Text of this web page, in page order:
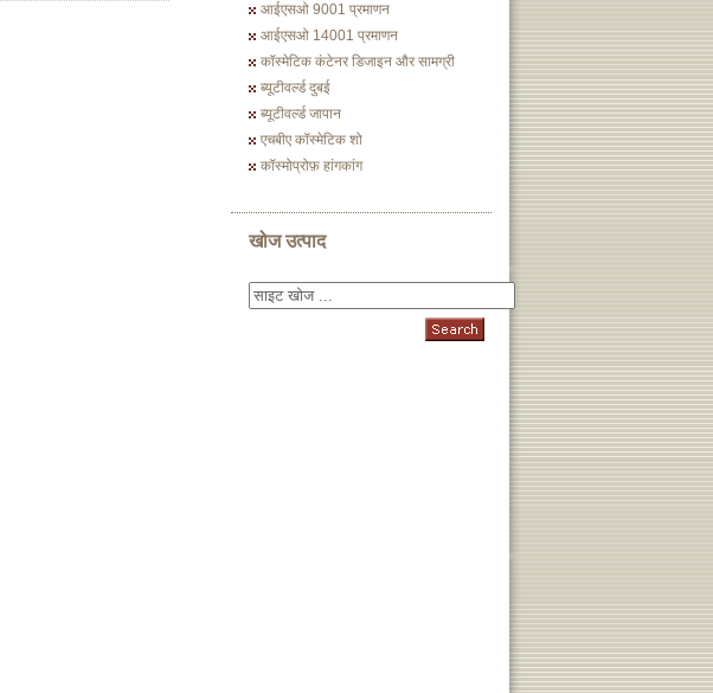
आईएसओ 9001 प्रमाणन
आईएसओ 14001 प्रमाणन
कॉस्मेटिक कंटेनर डिजाइन और सामग्री
ब्यूटीवर्ल्ड दुबई
ब्यूटीवर्ल्ड जापान
एचबीए कॉस्मेटिक शो
कॉस्मोप्रोफ़ हांगकांग
खोज उत्पाद